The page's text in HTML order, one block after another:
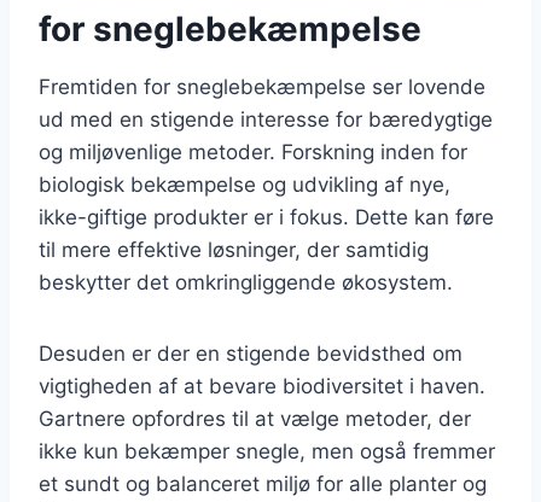
for sneglebekæmpelse
Fremtiden for sneglebekæmpelse ser lovende
ud med en stigende interesse for bæredygtige
og miljøvenlige metoder. Forskning inden for
biologisk bekæmpelse og udvikling af nye,
ikke-giftige produkter er i fokus. Dette kan føre
til mere effektive løsninger, der samtidig
beskytter det omkringliggende økosystem.
Desuden er der en stigende bevidsthed om
vigtigheden af at bevare biodiversitet i haven.
Gartnere opfordres til at vælge metoder, der
ikke kun bekæmper snegle, men også fremmer
et sundt og balanceret miljø for alle planter og